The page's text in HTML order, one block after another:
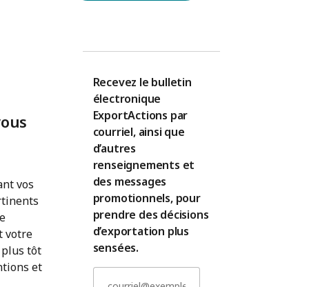
vos
votre
plus tôt
et
Recevez le bulletin
électronique
ExportActions par
courriel, ainsi que
d’autres
renseignements et
des messages
promotionnels, pour
prendre des décisions
d’exportation plus
sensées.